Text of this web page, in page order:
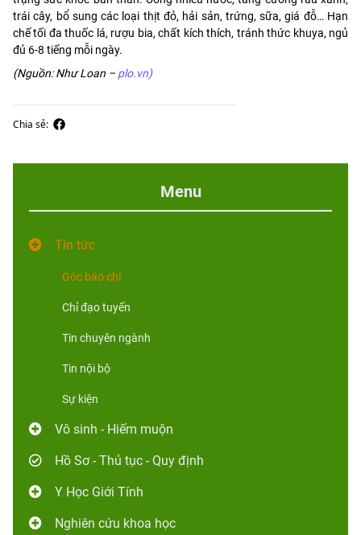
trái cây, bổ sung các loại thịt đỏ, hải sản, trứng, sữa, giá đỗ… Hạn
chế tối đa thuốc lá, rượu bia, chất kích thích, tránh thức khuya, ngủ
đủ 6-8 tiếng mỗi ngày.
(Nguồn: Như Loan –plo.vn)
Chia sẻ:
Menu
Tin tức
Góc báo chí
Chỉ đạo tuyến
Tin chuyên ngành
Tin nội bộ
Sự kiện
Vô sinh - Hiếm muộn
Hồ Sơ - Thủ tục - Quy định
Y Học Giới Tính
Nghiên cứu khoa học